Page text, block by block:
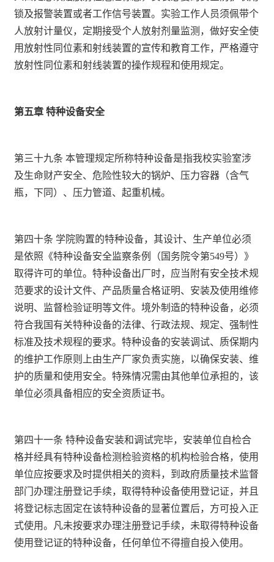
锁及报警装置或者工作信号装置。实验工作人员须佩带个
人放射计量仪，定期接受个人放射剂量监测，做好安全使
用放射性同位素和射线装置的宣传和教育工作，严格遵守
放射性同位素和射线装置的操作规程和使用规定。
第五章 特种设备安全
第三十九条 本管理规定所称特种设备是指我校实验室涉
及生命财产安全、危险性较大的锅炉、压力容器（含气
瓶，下同）、压力管道、起重机械。
第四十条 学院购置的特种设备，其设计、生产单位必须
是依照《特种设备安全监察条例（国务院令第549号）》
取得许可的单位。特种设备出厂时，应当附有安全技术规
范要求的设计文件、产品质量合格证明、安装及使用维修
说明、监督检验证明等文件。境外制造的特种设备，必须
符合我国有关特种设备的法律、行政法规、规定、强制性
标准及技术规程的要求。特种设备的安装调试、质保期内
的维护工作原则上由生产厂家负责实施，以确保安装、维
护的质量和使用安全。特殊情况需由其他单位承担的，该
单位必须具备相应的安全资质证书。
第四十一条 特种设备安装和调试完毕，安装单位自检合
格并经具有特种设备检测检验资格的机构检验合格，使用
单位应按要求及时提供相关的资料，到政府质量技术监督
部门办理注册登记手续，取得特种设备使用登记证，并且
将登记标志固定在该特种设备的显著位置后，方可投入正
式使用。凡未按要求办理注册登记手续，未取得特种设备
使用登记证的特种设备，任何单位不得擅自投入使用。